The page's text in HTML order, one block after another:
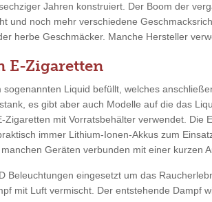
Jahren konstruiert. Der Boom der
und noch mehr verschiedene
herbe Geschmäcker. Manche Hersteller
E-Zigaretten
Liquid befüllt, welches
es gibt aber auch Modelle auf die das
Zigaretten mit Vorratsbehälter verwendet.
immer Lithium-Ionen-Akkus zum
Geräten verbunden mit einer kurzen
Beleuchtungen eingesetzt um das
mit Luft vermischt. Der entstehende Dampf